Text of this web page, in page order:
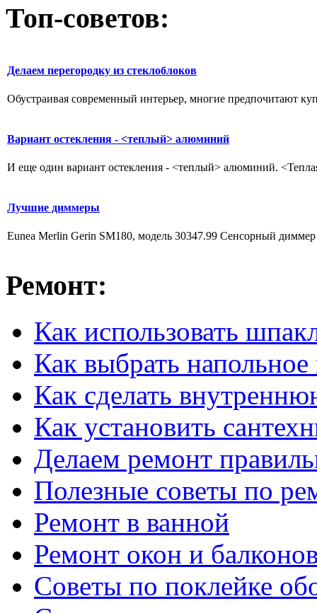
Топ-советов:
Делаем перегородку из стеклоблоков
Обустраивая современный интерьер, многие предпочитают
Вариант остекления - <теплый> алюминий
И еще один вариант остекления - <теплый> алюминий.
Лучшие диммеры
Eunea Merlin Gerin SM180, модель 30347.99 Сенсорный
Ремонт:
Как использовать
Как выбрать
Как сделать
Как установить
Делаем ремонт
Полезные советы по
Ремонт в ванной
Ремонт окон и
Советы по поклейке